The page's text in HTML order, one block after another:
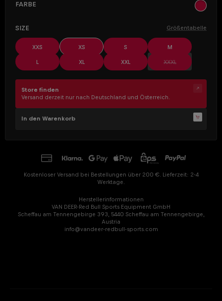
Farbe ocher
Size Größentabelle
XXS XS S M
L XL XXL XXXL (Diese Option ist
Store finden
Versand derzeit nur nach Deutschland und Österreich.
In den Warenkorb
Kostenloser Versand bei Bestellungen über 200 €. Lieferzeit: 2-4
Werktage.
Herstellerinformationen
VAN DEER-Red Bull Sports Equipment GmbH
Scheffau am Tennengebirge 393, 5440 Scheffau am Tennengebirge,
Austria
info@vandeer-redbull-sports.com